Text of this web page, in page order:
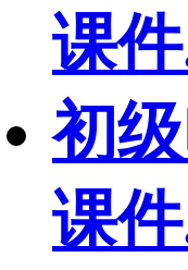
课
初
课